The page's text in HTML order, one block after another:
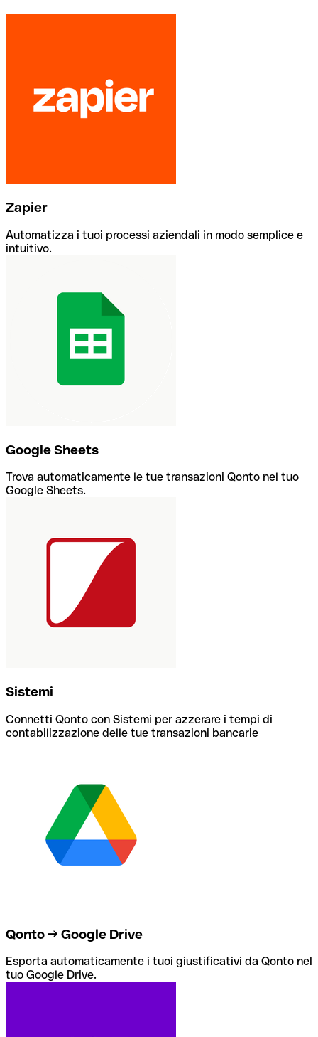
Zapier
Automatizza i tuoi processi aziendali in modo semplice e
intuitivo.
Google Sheets
Trova automaticamente le tue transazioni Qonto nel tuo
Google Sheets.
Sistemi
Connetti Qonto con Sistemi per azzerare i tempi di
contabilizzazione delle tue transazioni bancarie
Qonto → Google Drive
Esporta automaticamente i tuoi giustificativi da Qonto nel
tuo Google Drive.